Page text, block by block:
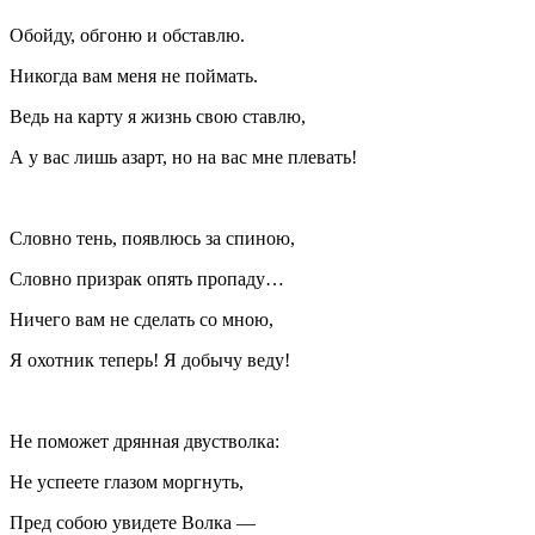
Обойду, обгоню и обставлю.
Никогда вам меня не поймать.
Ведь на карту я жизнь свою ставлю,
А у вас лишь азарт, но на вас мне плевать!
Словно тень, появлюсь за спиною,
Словно призрак опять пропаду…
Ничего вам не сделать со мною,
Я охотник теперь! Я добычу веду!
Не поможет дрянная двустволка:
Не успеете глазом моргнуть,
Пред собою увидете Волка —